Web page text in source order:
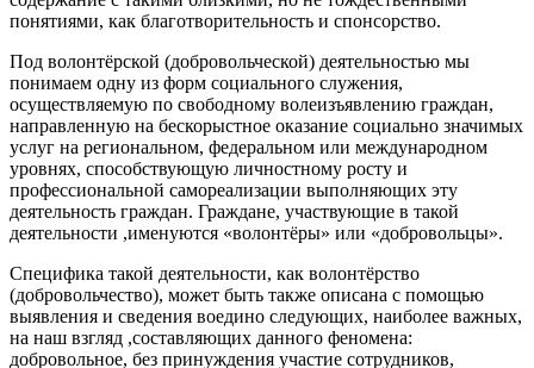
понятиями, как благотворительность и спонсорство.
Под волонтёрской (добровольческой) деятельностью мы
понимаем одну из форм социального служения,
осуществляемую по свободному волеизъявлению граждан,
направленную на бескорыстное оказание социально значимых
услуг на региональном, федеральном или международном
уровнях, способствующую личностному росту и
профессиональной самореализации выполняющих эту
деятельность граждан. Граждане, участвующие в такой
деятельности ,именуются «волонтёры» или «добровольцы».
Специфика такой деятельности, как волонтёрство
(добровольчество), может быть также описана с помощью
выявления и сведения воедино следующих, наиболее важных,
на наш взгляд ,составляющих данного феномена:
добровольное, без принуждения участие сотрудников,